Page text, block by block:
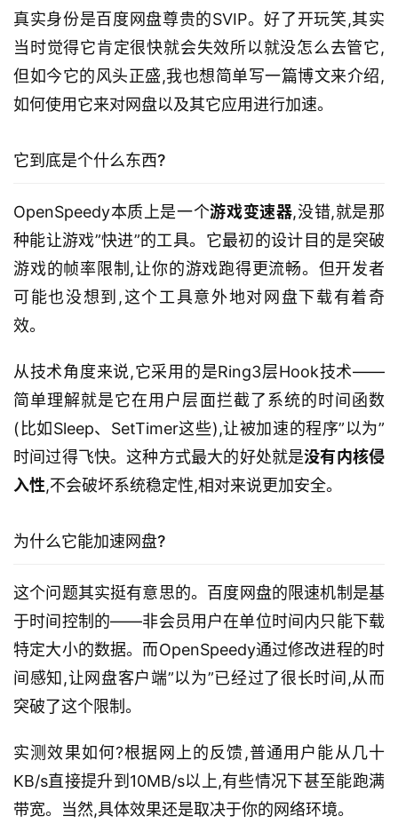
真实身份是百度网盘尊贵的SVIP。好了开玩笑,其实
当时觉得它肯定很快就会失效所以就没怎么去管它,
但如今它的风头正盛,我也想简单写一篇博文来介绍,
如何使用它来对网盘以及其它应用进行加速。
它到底是个什么东西?
OpenSpeedy本质上是一个游戏变速器,没错,就是那
种能让游戏”快进”的工具。它最初的设计目的是突破
游戏的帧率限制,让你的游戏跑得更流畅。但开发者
可能也没想到,这个工具意外地对网盘下载有着奇
效。
从技术角度来说,它采用的是Ring3层Hook技术——
简单理解就是它在用户层面拦截了系统的时间函数
(比如Sleep、SetTimer这些),让被加速的程序”以为”
时间过得飞快。这种方式最大的好处就是没有内核侵
入性,不会破坏系统稳定性,相对来说更加安全。
为什么它能加速网盘?
这个问题其实挺有意思的。百度网盘的限速机制是基
于时间控制的——非会员用户在单位时间内只能下载
特定大小的数据。而OpenSpeedy通过修改进程的时
间感知,让网盘客户端”以为”已经过了很长时间,从而
突破了这个限制。
实测效果如何?根据网上的反馈,普通用户能从几十
KB/s直接提升到10MB/s以上,有些情况下甚至能跑满
带宽。当然,具体效果还是取决于你的网络环境。